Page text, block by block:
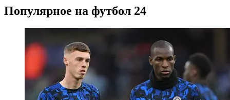
Популярное на футбол 24